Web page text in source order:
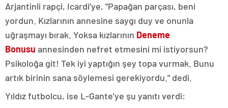
Arjantinli rapçi, Icardi'ye, "Papağan parçası, beni
yordun. Kızlarının annesine saygı duy ve onunla
uğraşmayı bırak. Yoksa kızlarının Deneme
Bonusu annesinden nefret etmesini mi istiyorsun?
Psikoloğa git! Tek iyi yaptığın şey topa vurmak. Bunu
artık birinin sana söylemesi gerekiyordu." dedi.
Yıldız futbolcu, ise L-Gante'ye şu yanıtı verdi: